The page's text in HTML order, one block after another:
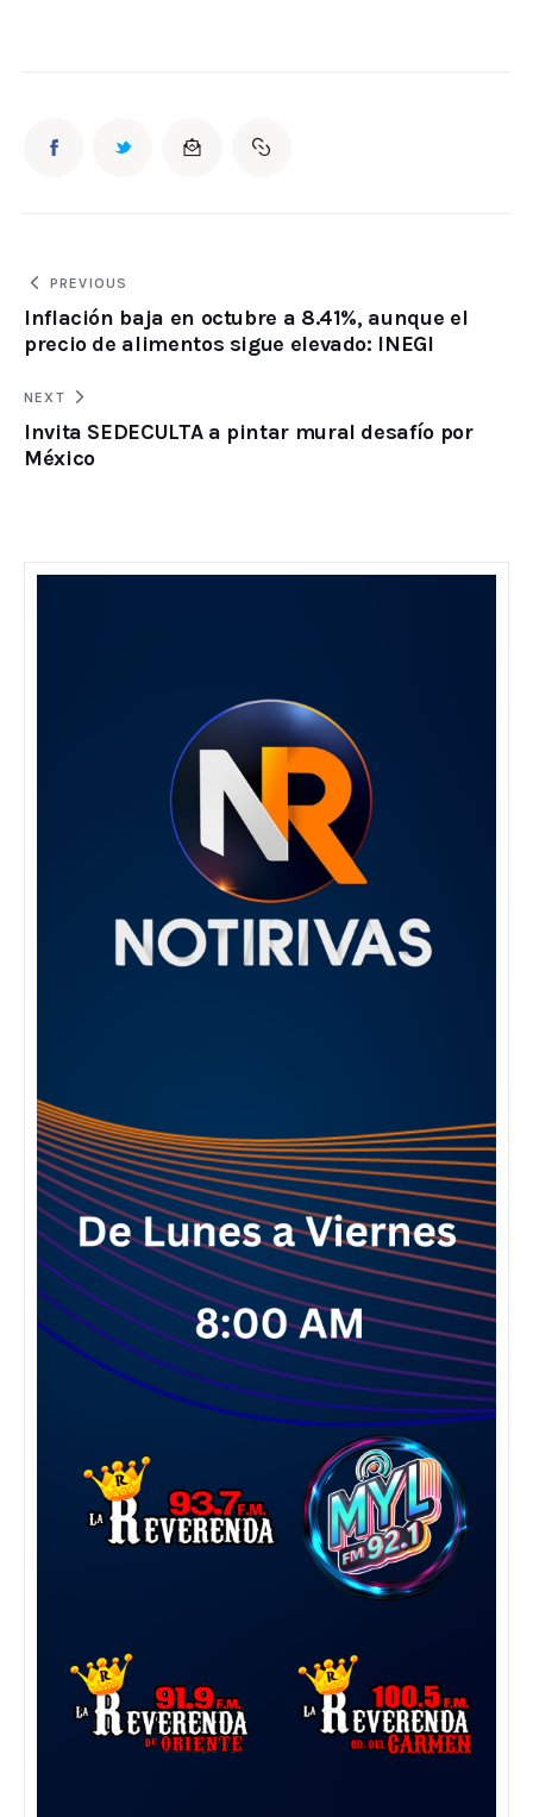
PREVIOUS
Inflación baja en octubre a 8.41%, aunque el
precio de alimentos sigue elevado: INEGI
NEXT
Invita SEDECULTA a pintar mural desafío por
México